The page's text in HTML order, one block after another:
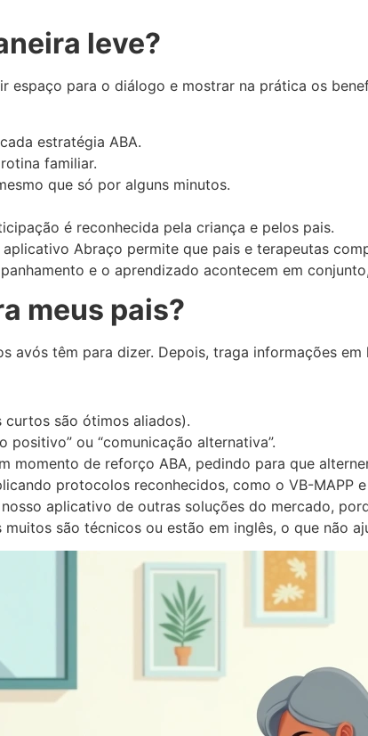
leve?
espaço para o diálogo e mostrar na prática os
estratégia ABA.
familiar.
que só por alguns minutos.
é reconhecida pela criança e pelos pais.
Abraço permite que pais e terapeutas
e o aprendizado acontecem em
meus pais?
avós têm para dizer. Depois, traga informações em
curtos são ótimos aliados).
ou “comunicação alternativa”.
momento de reforço ABA, pedindo para que
protocolos reconhecidos, como o VB-MAPP
aplicativo de outras soluções do mercado,
são técnicos ou estão em inglês, o que não